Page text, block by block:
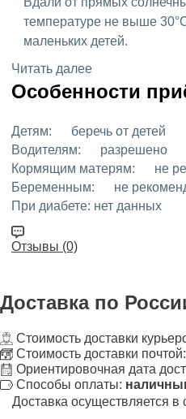
температуре не выше
маленьких детей.
Читать далее
Особенности
Детям:
беречь от детей
Водителям:
разрешено
Кормящим матерям:
не
Беременным:
не
При диабете: нет данных
Отзывы (0)
Доставка по
Стоимость доставки
Стоимость доставки почтой:
Ориентировочная дата
Способы оплаты:
Доставка осуществляется